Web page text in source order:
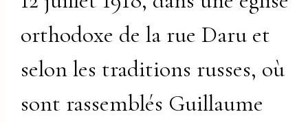
orthodoxe de la rue Daru et
selon les traditions russes, où
sont rassemblés Guillaume